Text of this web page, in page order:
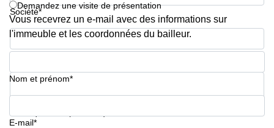
Société*
Numéro de téléphone*
Demandez une visite de présentation
Vous recevrez un e-mail avec des informations sur
l'immeuble et les coordonnées du bailleur.
Nom et prénom*
E-mail*